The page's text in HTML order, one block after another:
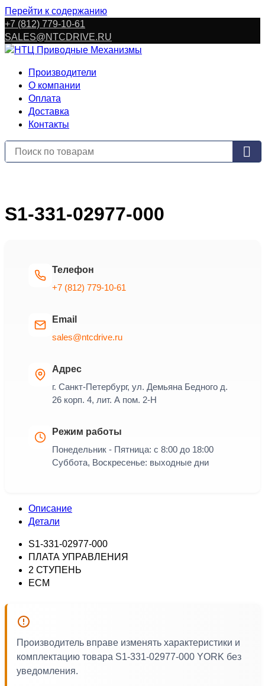
Перейти к содержанию
+7 (812) 779-10-61
SALES@NTCDRIVE.RU
Производители
О компании
Оплата
Доставка
Контакты
S1-331-02977-000
Телефон
+7 (812) 779-10-61
Email
sales@ntcdrive.ru
Адрес
г. Санкт-Петербург, ул. Демьяна Бедного д.
26 корп. 4, лит. А пом. 2-Н
Режим работы
Понедельник - Пятница: с 8:00 до 18:00
Суббота, Воскресенье: выходные дни
Описание
Детали
S1-331-02977-000
ПЛАТА УПРАВЛЕНИЯ
2 СТУПЕНЬ
ECM
Производитель вправе изменять характеристики и
комплектацию товара S1-331-02977-000 YORK без
уведомления.